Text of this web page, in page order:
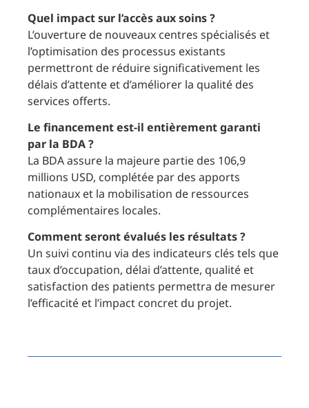
Quel impact sur l’accès aux soins ?
L’ouverture de nouveaux centres spécialisés et
l’optimisation des processus existants
permettront de réduire significativement les
délais d’attente et d’améliorer la qualité des
services offerts.
Le financement est-il entièrement garanti
par la BDA ?
La BDA assure la majeure partie des 106,9
millions USD, complétée par des apports
nationaux et la mobilisation de ressources
complémentaires locales.
Comment seront évalués les résultats ?
Un suivi continu via des indicateurs clés tels que
taux d’occupation, délai d’attente, qualité et
satisfaction des patients permettra de mesurer
l’efficacité et l’impact concret du projet.